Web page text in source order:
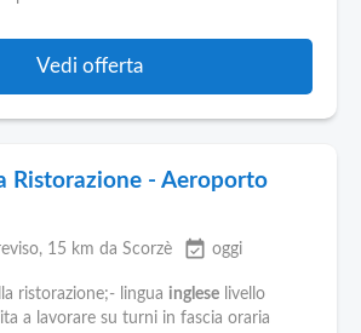
Vedi offerta
Ristorazione - Aeroporto
, 15 km da Scorzè event_available oggi
ristorazione;- lingua inglese livello
a lavorare su turni in fascia oraria